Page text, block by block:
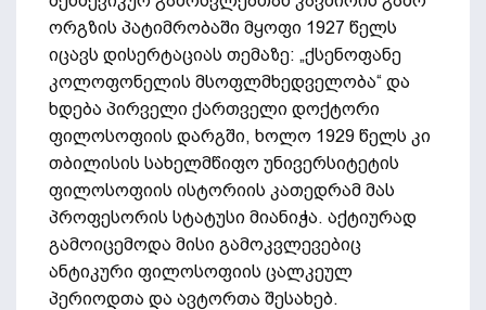
ორგზის პატიმრობაში მყოფი 1927 წელს
იცავს დისერტაციას თემაზე: „ქსენოფანე
კოლოფონელის მსოფლმხედველობა“ და
ხდება პირველი ქართველი დოქტორი
ფილოსოფიის დარგში, ხოლო 1929 წელს კი
თბილისის სახელმწიფო უნივერსიტეტის
ფილოსოფიის ისტორიის კათედრამ მას
პროფესორის სტატუსი მიანიჭა. აქტიურად
გამოიცემოდა მისი გამოკვლევებიც
ანტიკური ფილოსოფიის ცალკეულ
პერიოდთა და ავტორთა შესახებ.